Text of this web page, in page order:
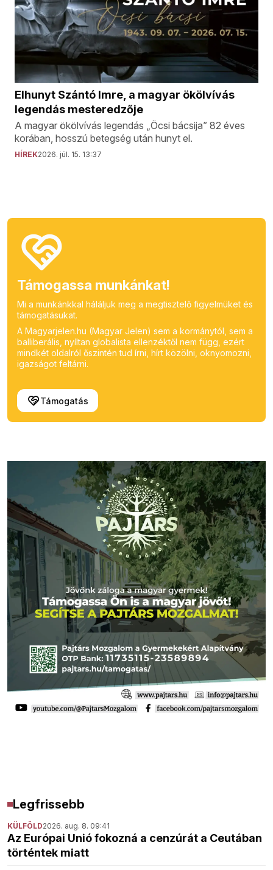
Elhunyt Szántó Imre, a magyar ökölvívás
legendás mesteredzője
A magyar ökölvívás legendás „Öcsi bácsija” 82 éves
korában, hosszú betegség után hunyt el.
HÍREK2026. júl. 15. 13:37
Támogassa munkánkat!
Mi a munkánkkal háláljuk meg a megtisztelő figyelmüket és
támogatásukat.
A Magyarjelen.hu (Magyar Jelen) sem a kormánytól, sem a
balliberális, nyíltan globalista ellenzéktől nem függ, ezért
mindkét oldalról őszintén tud írni, hírt közölni, oknyomozni,
igazságot feltárni.
Támogatás
Legfrissebb
KÜLFÖLD2026. aug. 8. 09:41
Az Európai Unió fokozná a cenzúrát a Ceutában
történtek miatt